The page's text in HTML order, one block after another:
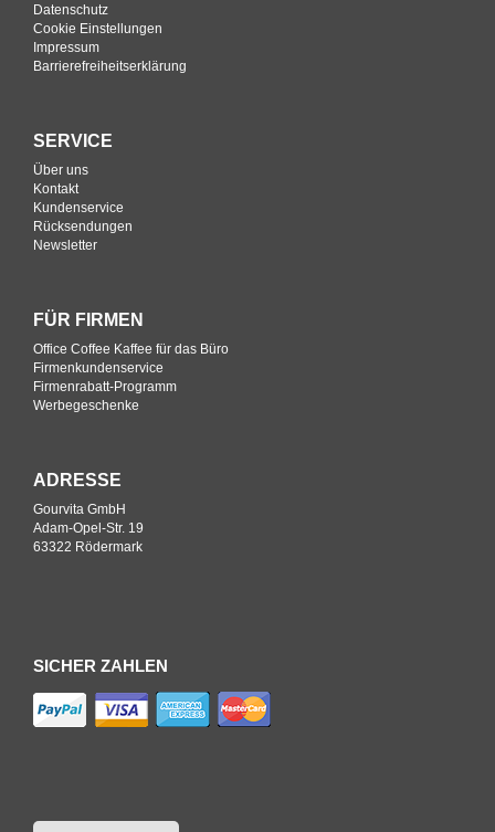
Datenschutz
Cookie Einstellungen
Impressum
Barrierefreiheitserklärung
SERVICE
Über uns
Kontakt
Kundenservice
Rücksendungen
Newsletter
FÜR FIRMEN
Office Coffee Kaffee für das Büro
Firmenkundenservice
Firmenrabatt-Programm
Werbegeschenke
ADRESSE
Gourvita GmbH
Adam-Opel-Str. 19
63322 Rödermark
SICHER ZAHLEN